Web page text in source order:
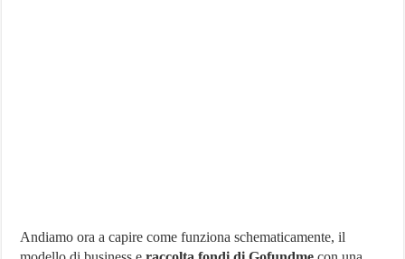
Andiamo ora a capire come funziona schematicamente, il